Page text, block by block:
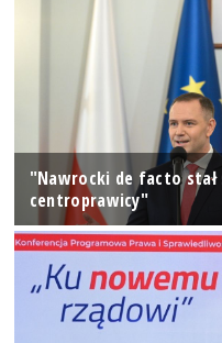
"Nawrocki de facto
centroprawicy"